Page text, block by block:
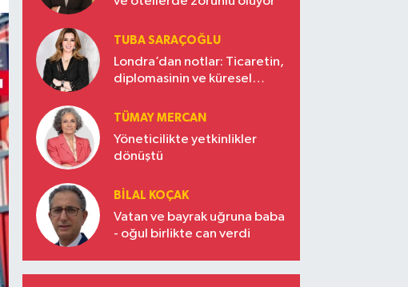
TUBA SARAÇOĞLU
Londra’dan notlar: Ticaretin,
diplomasinin ve küresel
Türkiye’nin yükselen gücü
TÜMAY MERCAN
Yöneticilikte yetkinlikler
dönüştü
BILAL KOÇAK
Vatan ve bayrak uğruna baba
- oğul birlikte can verdi